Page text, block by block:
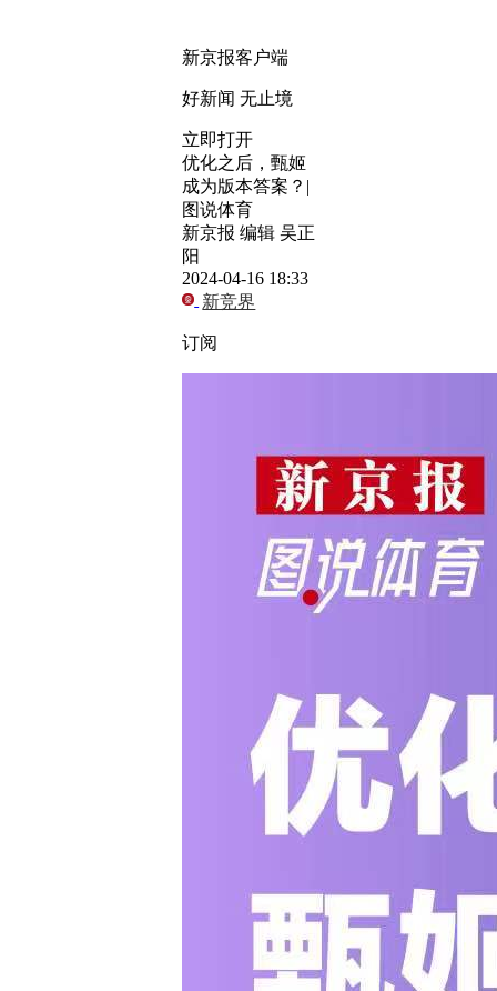
新京报客户端
好新闻 无止境
立即打开
优化之后，甄姬
成为版本答案？|
图说体育
新京报 编辑 吴正
阳
2024-04-16 18:33
新竞界
订阅